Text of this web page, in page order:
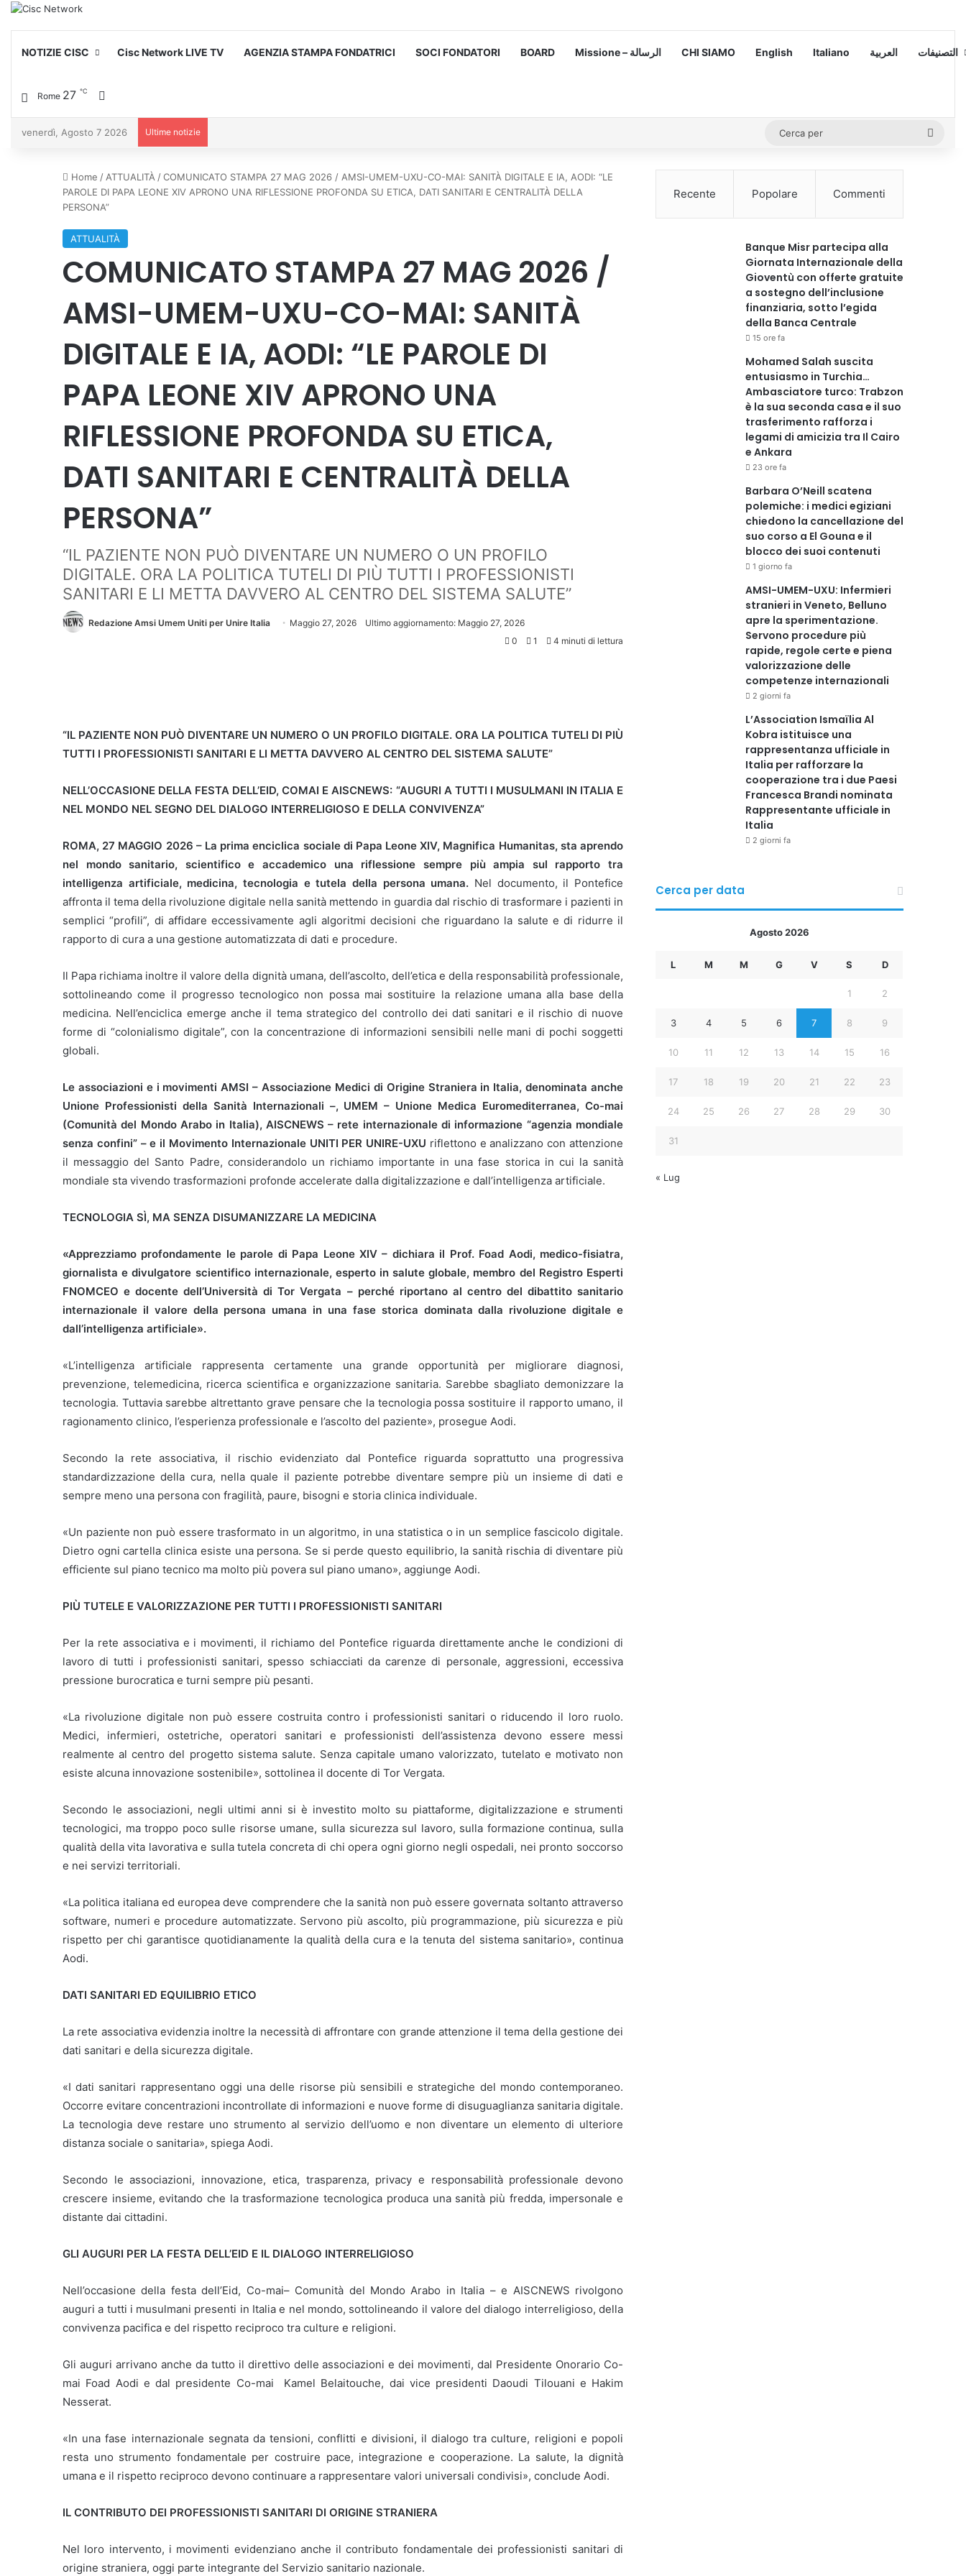
NOTIZIE CISC Cisc Network LIVE TV AGENZIA STAMPA FONDATRICI SOCI FONDATORI BOARD Missione – الرسالة CHI SIAMO English Italiano العربية التصنيفات
Rome 27 ℃
venerdì, Agosto 7 2026 Ultime notizie
Home / ATTUALITÀ /COMUNICATO STAMPA 27 MAG 2026 / AMSI-UMEM-UXU-CO-MAI: SANITÀ DIGITALE E IA, AODI: “LE
PAROLE DI PAPA LEONE XIV APRONO UNA RIFLESSIONE PROFONDA SU ETICA, DATI SANITARI E CENTRALITÀ DELLA
PERSONA”
ATTUALITÀ
COMUNICATO STAMPA 27 MAG 2026 /
AMSI-UMEM-UXU-CO-MAI: SANITÀ
DIGITALE E IA, AODI: “LE PAROLE DI
PAPA LEONE XIV APRONO UNA
RIFLESSIONE PROFONDA SU ETICA,
DATI SANITARI E CENTRALITÀ DELLA
PERSONA”
“IL PAZIENTE NON PUÒ DIVENTARE UN NUMERO O UN PROFILO
DIGITALE. ORA LA POLITICA TUTELI DI PIÙ TUTTI I PROFESSIONISTI
SANITARI E LI METTA DAVVERO AL CENTRO DEL SISTEMA SALUTE”
Redazione Amsi Umem Uniti per Unire Italia Maggio 27, 2026
Ultimo aggiornamento: Maggio 27, 2026
0
1 4 minuti di lettura
“IL PAZIENTE NON PUÒ DIVENTARE UN NUMERO O UN PROFILO DIGITALE. ORA LA POLITICA TUTELI DI PIÙ
TUTTI I PROFESSIONISTI SANITARI E LI METTA DAVVERO AL CENTRO DEL SISTEMA SALUTE”
NELL’OCCASIONE DELLA FESTA DELL’EID, COMAI E AISCNEWS: “AUGURI A TUTTI I MUSULMANI IN ITALIA E
NEL MONDO NEL SEGNO DEL DIALOGO INTERRELIGIOSO E DELLA CONVIVENZA”
ROMA, 27 MAGGIO 2026 – La prima enciclica sociale di Papa Leone XIV, Magnifica Humanitas, sta aprendo
nel mondo sanitario, scientifico e accademico una riflessione sempre più ampia sul rapporto tra
intelligenza artificiale, medicina, tecnologia e tutela della persona umana. Nel documento, il Pontefice
affronta il tema della rivoluzione digitale nella sanità mettendo in guardia dal rischio di trasformare i pazienti in
semplici “profili”, di affidare eccessivamente agli algoritmi decisioni che riguardano la salute e di ridurre il
rapporto di cura a una gestione automatizzata di dati e procedure.
Il Papa richiama inoltre il valore della dignità umana, dell’ascolto, dell’etica e della responsabilità professionale,
sottolineando come il progresso tecnologico non possa mai sostituire la relazione umana alla base della
medicina. Nell’enciclica emerge anche il tema strategico del controllo dei dati sanitari e il rischio di nuove
forme di “colonialismo digitale”, con la concentrazione di informazioni sensibili nelle mani di pochi soggetti
globali.
Le associazioni e i movimenti AMSI – Associazione Medici di Origine Straniera in Italia, denominata anche
Unione Professionisti della Sanità Internazionali –, UMEM – Unione Medica Euromediterranea, Co-mai
(Comunità del Mondo Arabo in Italia), AISCNEWS – rete internazionale di informazione “agenzia mondiale
senza confini” – e il Movimento Internazionale UNITI PER UNIRE-UXU riflettono e analizzano con attenzione
il messaggio del Santo Padre, considerandolo un richiamo importante in una fase storica in cui la sanità
mondiale sta vivendo trasformazioni profonde accelerate dalla digitalizzazione e dall’intelligenza artificiale.
TECNOLOGIA SÌ, MA SENZA DISUMANIZZARE LA MEDICINA
«Apprezziamo profondamente le parole di Papa Leone XIV – dichiara il Prof. Foad Aodi, medico-fisiatra,
giornalista e divulgatore scientifico internazionale, esperto in salute globale, membro del Registro Esperti
FNOMCEO e docente dell’Università di Tor Vergata – perché riportano al centro del dibattito sanitario
internazionale il valore della persona umana in una fase storica dominata dalla rivoluzione digitale e
dall’intelligenza artificiale».
«L’intelligenza artificiale rappresenta certamente una grande opportunità per migliorare diagnosi,
prevenzione, telemedicina, ricerca scientifica e organizzazione sanitaria. Sarebbe sbagliato demonizzare la
tecnologia. Tuttavia sarebbe altrettanto grave pensare che la tecnologia possa sostituire il rapporto umano, il
ragionamento clinico, l’esperienza professionale e l’ascolto del paziente», prosegue Aodi.
Secondo la rete associativa, il rischio evidenziato dal Pontefice riguarda soprattutto una progressiva
standardizzazione della cura, nella quale il paziente potrebbe diventare sempre più un insieme di dati e
sempre meno una persona con fragilità, paure, bisogni e storia clinica individuale.
«Un paziente non può essere trasformato in un algoritmo, in una statistica o in un semplice fascicolo digitale.
Dietro ogni cartella clinica esiste una persona. Se si perde questo equilibrio, la sanità rischia di diventare più
efficiente sul piano tecnico ma molto più povera sul piano umano», aggiunge Aodi.
PIÙ TUTELE E VALORIZZAZIONE PER TUTTI I PROFESSIONISTI SANITARI
Per la rete associativa e i movimenti, il richiamo del Pontefice riguarda direttamente anche le condizioni di
lavoro di tutti i professionisti sanitari, spesso schiacciati da carenze di personale, aggressioni, eccessiva
pressione burocratica e turni sempre più pesanti.
«La rivoluzione digitale non può essere costruita contro i professionisti sanitari o riducendo il loro ruolo.
Medici, infermieri, ostetriche, operatori sanitari e professionisti dell’assistenza devono essere messi
realmente al centro del progetto sistema salute. Senza capitale umano valorizzato, tutelato e motivato non
esiste alcuna innovazione sostenibile», sottolinea il docente di Tor Vergata.
Secondo le associazioni, negli ultimi anni si è investito molto su piattaforme, digitalizzazione e strumenti
tecnologici, ma troppo poco sulle risorse umane, sulla sicurezza sul lavoro, sulla formazione continua, sulla
qualità della vita lavorativa e sulla tutela concreta di chi opera ogni giorno negli ospedali, nei pronto soccorso
e nei servizi territoriali.
«La politica italiana ed europea deve comprendere che la sanità non può essere governata soltanto attraverso
software, numeri e procedure automatizzate. Servono più ascolto, più programmazione, più sicurezza e più
rispetto per chi garantisce quotidianamente la qualità della cura e la tenuta del sistema sanitario», continua
Aodi.
DATI SANITARI ED EQUILIBRIO ETICO
La rete associativa evidenzia inoltre la necessità di affrontare con grande attenzione il tema della gestione dei
dati sanitari e della sicurezza digitale.
«I dati sanitari rappresentano oggi una delle risorse più sensibili e strategiche del mondo contemporaneo.
Occorre evitare concentrazioni incontrollate di informazioni e nuove forme di disuguaglianza sanitaria digitale.
La tecnologia deve restare uno strumento al servizio dell’uomo e non diventare un elemento di ulteriore
distanza sociale o sanitaria», spiega Aodi.
Secondo le associazioni, innovazione, etica, trasparenza, privacy e responsabilità professionale devono
crescere insieme, evitando che la trasformazione tecnologica produca una sanità più fredda, impersonale e
distante dai cittadini.
GLI AUGURI PER LA FESTA DELL’EID E IL DIALOGO INTERRELIGIOSO
Nell’occasione della festa dell’Eid, Co-mai– Comunità del Mondo Arabo in Italia – e AISCNEWS rivolgono
auguri a tutti i musulmani presenti in Italia e nel mondo, sottolineando il valore del dialogo interreligioso, della
convivenza pacifica e del rispetto reciproco tra culture e religioni.
Gli auguri arrivano anche da tutto il direttivo delle associazioni e dei movimenti, dal Presidente Onorario Co-
mai Foad Aodi e dal presidente Co-mai Kamel Belaitouche, dai vice presidenti Daoudi Tilouani e Hakim
Nesserat.
«In una fase internazionale segnata da tensioni, conflitti e divisioni, il dialogo tra culture, religioni e popoli
resta uno strumento fondamentale per costruire pace, integrazione e cooperazione. La salute, la dignità
umana e il rispetto reciproco devono continuare a rappresentare valori universali condivisi», conclude Aodi.
IL CONTRIBUTO DEI PROFESSIONISTI SANITARI DI ORIGINE STRANIERA
Nel loro intervento, i movimenti evidenziano anche il contributo fondamentale dei professionisti sanitari di
origine straniera, oggi parte integrante del Servizio sanitario nazionale.
Recente Popolare Commenti
Banque Misr partecipa alla
Giornata Internazionale della
Gioventù con offerte gratuite
a sostegno dell’inclusione
finanziaria, sotto l’egida
della Banca Centrale
15 ore fa
Mohamed Salah suscita
entusiasmo in Turchia…
Ambasciatore turco: Trabzon
è la sua seconda casa e il suo
trasferimento rafforza i
legami di amicizia tra Il Cairo
e Ankara
23 ore fa
Barbara O’Neill scatena
polemiche: i medici egiziani
chiedono la cancellazione del
suo corso a El Gouna e il
blocco dei suoi contenuti
1 giorno fa
AMSI-UMEM-UXU: Infermieri
stranieri in Veneto, Belluno
apre la sperimentazione.
Servono procedure più
rapide, regole certe e piena
valorizzazione delle
competenze internazionali
2 giorni fa
L’Association Ismaïlia Al
Kobra istituisce una
rappresentanza ufficiale in
Italia per rafforzare la
cooperazione tra i due Paesi
Francesca Brandi nominata
Rappresentante ufficiale in
Italia
2 giorni fa
Cerca per data
Agosto 2026
L M M G V S D
1 2
3 4 5 6 7 8 9
10 11 12 13 14 15 16
17 18 19 20 21 22 23
24 25 26 27 28 29 30
31
« Lug